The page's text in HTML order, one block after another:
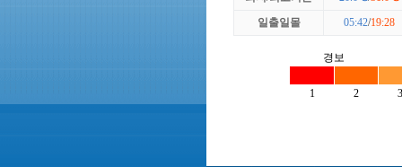
일출일몰
05:42/19:28
경보
1 2 3